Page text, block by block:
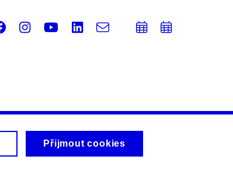
Facebook
Instagram
Youtube
LinkedIn
e-
PřidatPřidat
Přijmout cookies